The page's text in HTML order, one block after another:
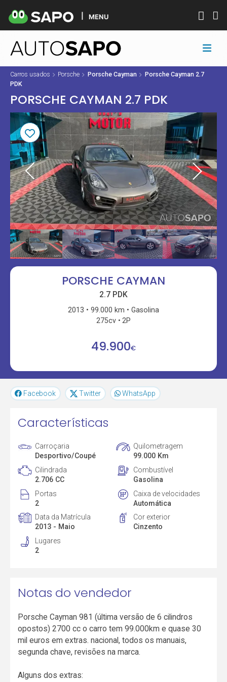
MENU
Carros usados Porsche Porsche Cayman
Porsche Cayman 2.7
PDK
PORSCHE CAYMAN 2.7 PDK
PORSCHE CAYMAN
2.7 PDK
2013 99.000 km
Gasolina
275cv
2P
49.900€
Facebook Twitter WhatsApp
Características
Carroçaria
Desportivo/Coupé
Quilometragem
99.000 Km
Cilindrada
2.706 CC
Combustível
Gasolina
Portas
2
Caixa de velocidades
Automática
Data da Matrícula
2013 - Maio
Cor exterior
Cinzento
Lugares
2
Notas do vendedor
Porsche Cayman 981 (última versão de 6 cilindros
opostos) 2700 cc o carro tem 99.000km e quase 30
mil euros em extras. nacional, todos os manuais,
segunda chave, revisões na marca.
Alguns dos extras: